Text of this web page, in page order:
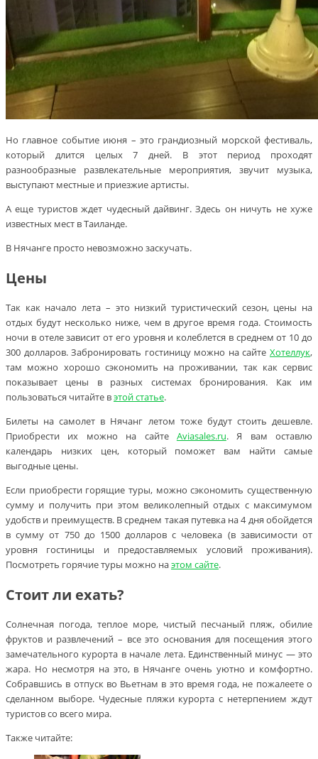
Но главное событие июня – это грандиозный морской фестиваль,
который длится целых 7 дней. В этот период проходят
разнообразные развлекательные мероприятия, звучит музыка,
выступают местные и приезжие артисты.
А еще туристов ждет чудесный дайвинг. Здесь он ничуть не хуже
известных мест в Таиланде.
В Нячанге просто невозможно заскучать.
Цены
Так как начало лета – это низкий туристический сезон, цены на
отдых будут несколько ниже, чем в другое время года. Стоимость
ночи в отеле зависит от его уровня и колеблется в среднем от 10 до
300 долларов. Забронировать гостиницу можно на сайте Хотеллук,
там можно хорошо сэкономить на проживании, так как сервис
показывает цены в разных системах бронирования. Как им
пользоваться читайте вэтой статье.
Билеты на самолет в Нячанг летом тоже будут стоить дешевле.
Приобрести их можно на сайте Aviasales.ru. Я вам оставлю
календарь низких цен, который поможет вам найти самые
выгодные цены.
Если приобрести горящие туры, можно сэкономить существенную
сумму и получить при этом великолепный отдых с максимумом
удобств и преимуществ. В среднем такая путевка на 4 дня обойдется
в сумму от 750 до 1500 долларов с человека (в зависимости от
уровня гостиницы и предоставляемых условий проживания).
Посмотреть горячие туры можно наэтом сайте.
Стоит ли ехать?
Солнечная погода, теплое море, чистый песчаный пляж, обилие
фруктов и развлечений – все это основания для посещения этого
замечательного курорта в начале лета. Единственный минус — это
жара. Но несмотря на это, в Нячанге очень уютно и комфортно.
Собравшись в отпуск во Вьетнам в это время года, не пожалеете о
сделанном выборе. Чудесные пляжи курорта с нетерпением ждут
туристов со всего мира.
Также читайте: